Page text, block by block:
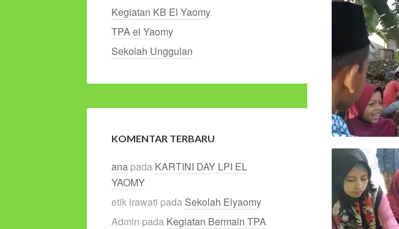
Kegiatan KB El Yaomy
TPA el Yaomy
Sekolah Unggulan
KOMENTAR TERBARU
ana pada KARTINI DAY LPI EL
YAOMY
etik irawati pada Sekolah Elyaomy
Admin pada Kegiatan Bermain TPA